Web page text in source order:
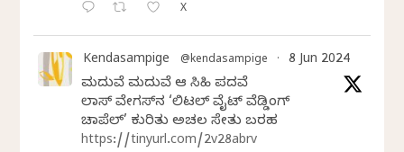
X
Kendasampige @kendasampige · 8 Jun 2024
ಮದುವೆ ಮದುವೆ ಆ ಸಿಹಿ ಪದವೆ
ಲಾಸ್‌ ವೇಗಸ್‌ನ ‘ಲಿಟಲ್ ವೈಟ್ ವೆಡ್ಡಿಂಗ್
ಚಾಪೆಲ್’ ಕುರಿತು ಅಚಲ ಸೇತು ಬರಹ
https://tinyurl.com/2v28abrv